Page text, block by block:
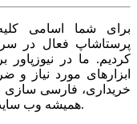
برای شما اسامی
پرستاشاپ فعال در
کردیم. ما در نیوزپاور
ابزارهای مورد نیاز
خریداری، فارسی سازی
همیشه وب سایت خود را بروز و پویا نگه دارید.